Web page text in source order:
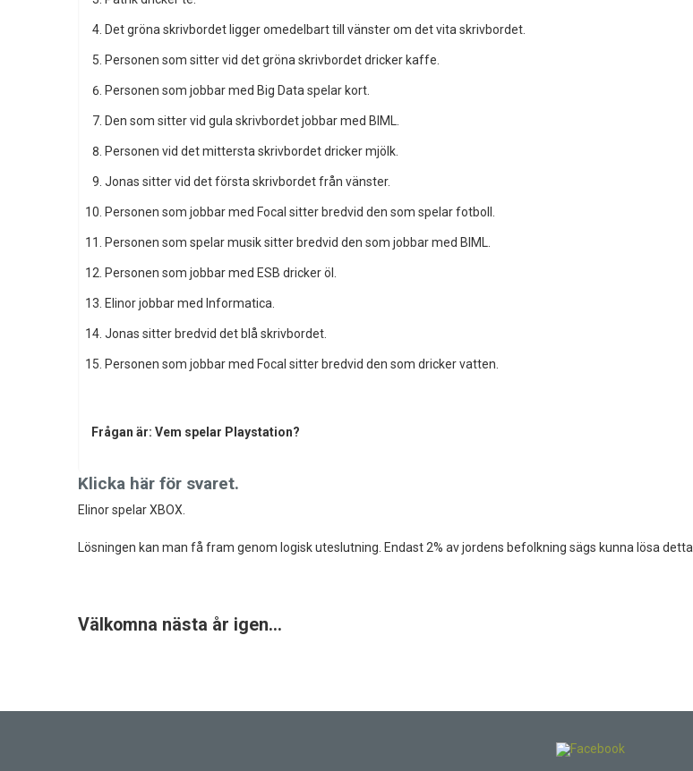
Det gröna skrivbordet ligger omedelbart till vänster om det vita skrivbordet.
Personen som sitter vid det gröna skrivbordet dricker kaffe.
Personen som jobbar med Big Data spelar kort.
Den som sitter vid gula skrivbordet jobbar med BIML.
Personen vid det mittersta skrivbordet dricker mjölk.
Jonas sitter vid det första skrivbordet från vänster.
Personen som jobbar med Focal sitter bredvid den som spelar fotboll.
Personen som spelar musik sitter bredvid den som jobbar med BIML.
Personen som jobbar med ESB dricker öl.
Elinor jobbar med Informatica.
Jonas sitter bredvid det blå skrivbordet.
Personen som jobbar med Focal sitter bredvid den som dricker vatten.
Frågan är: Vem spelar Playstation?
Klicka här för svaret.
Elinor spelar XBOX.
Lösningen kan man få fram genom logisk uteslutning. Endast 2% av jordens befolkning sägs kunna lösa detta.
Välkomna nästa år igen…